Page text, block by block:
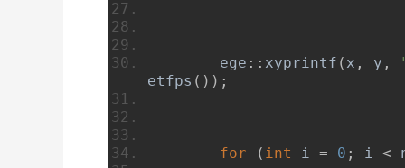
	ege
:: xyprintf ( x , y ,
etfps ());
for ( int i = 0 ; i <